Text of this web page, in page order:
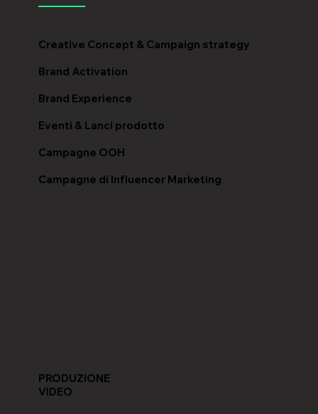
Creative Concept & Campaign strategy
Brand Activation
Brand Experience
Eventi & Lanci prodotto
Campagne OOH
Campagne di Influencer Marketing
PRODUZIONE
VIDEO